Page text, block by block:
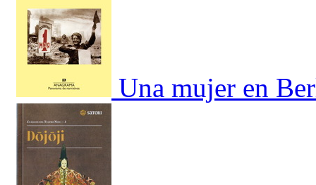
Una mujer en